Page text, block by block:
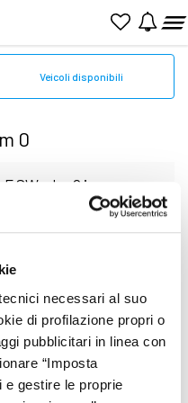
necessari al suo
di profilazione propri o
pubblicitari in linea con
“Imposta
e gestire le proprie
Veicoli disponibili
0
SW a km0 in
per valutare
Presso le
finalizzare la scelta
con minuziosa
disponibile